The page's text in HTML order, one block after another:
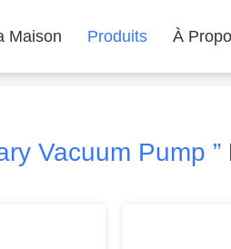
Maison Produits À
Vacuum Pump ”